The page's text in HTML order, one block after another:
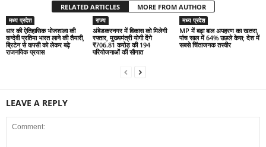
RELATED ARTICLES MORE FROM AUTHOR
मध्य प्रदेश
धार की ऐतिहासिक भोजशाला की
वाग्देवी प्रतिमा भारत लाने की तैयारी,
ब्रिटेन से वापसी को लेकर बढ़े
राजनयिक प्रयास
राज्य
अंबेडकरनगर में विकास को मिलेगी
रफ्तार, मुख्यमंत्री योगी देंगे
₹706.81 करोड़ की 194
परियोजनाओं की सौगात
मध्य प्रदेश
MP में बढ़ा बाल अपहरण का खतरा,
पांच साल में 64% उछले केस; देश में
सबसे चिंताजनक तस्वीर
LEAVE A REPLY